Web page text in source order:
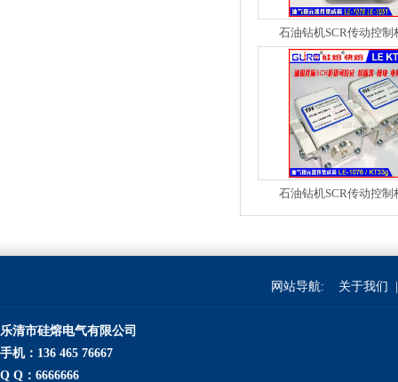
石油钻机SCR传动控制
石油钻机SCR传动控制
网站导航: 关于我们
乐清市硅熔电气有限公司
手机：136 465 76667
Q Q：6666666